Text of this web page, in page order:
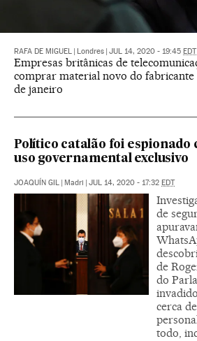
RAFA DE MIGUEL Londres JUL 14, 2020 - 19:45 EDT
Empresas britânicas de
comprar material novo do fabricante
de janeiro
Político catalão foi espionado
uso governamental exclusivo
JOAQUÍN GIL Madri JUL 14, 2020 - 17:32 EDT
de
de
do
cerca
todo,